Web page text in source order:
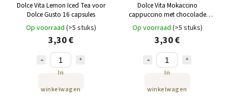
Dolce Vita Lemon Iced Tea voor
Dolce Gusto 16 capsules
Op voorraad (>5 stuks)
3,30 €
In
winkelwagen
Dolce Vita Mokaccino
cappuccino met chocolade
voor Dolce Gusto 12 capsules
Op voorraad (>5 stuks)
3,30 €
In
winkelwagen